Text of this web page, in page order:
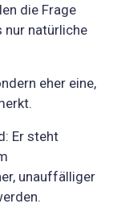
die Frage
nur natürliche
eher eine,
Er steht
unauffälliger